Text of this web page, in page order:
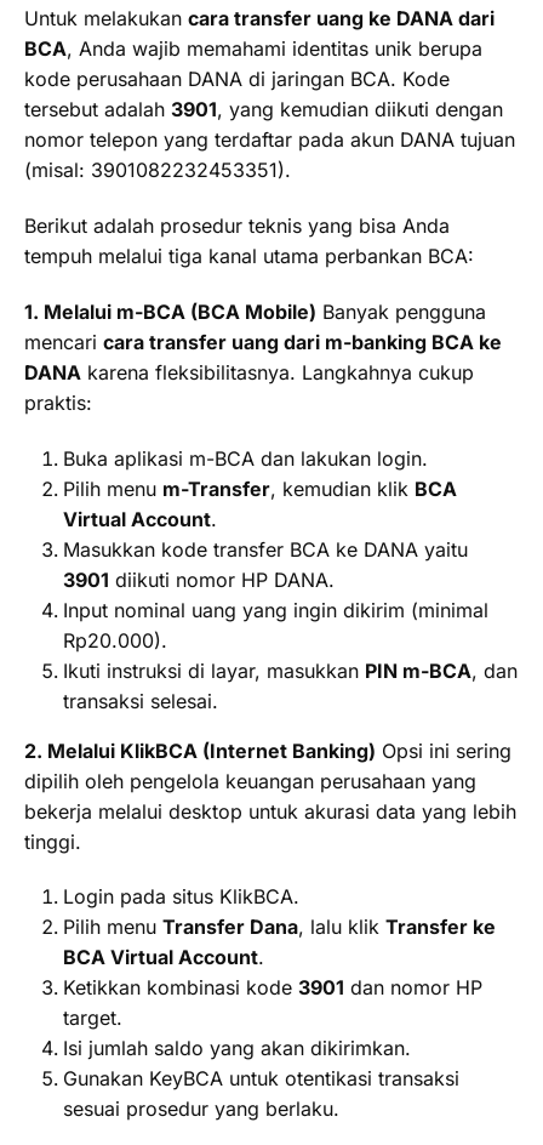
Untuk melakukan cara transfer uang ke DANA dari
BCA, Anda wajib memahami identitas unik berupa
kode perusahaan DANA di jaringan BCA. Kode
tersebut adalah 3901, yang kemudian diikuti dengan
nomor telepon yang terdaftar pada akun DANA tujuan
(misal: 3901082232453351).
Berikut adalah prosedur teknis yang bisa Anda
tempuh melalui tiga kanal utama perbankan BCA:
1. Melalui m-BCA (BCA Mobile) Banyak pengguna
mencari cara transfer uang dari m-banking BCA ke
DANA karena fleksibilitasnya. Langkahnya cukup
praktis:
Buka aplikasi m-BCA dan lakukan login.
Pilih menu m-Transfer, kemudian klik BCA
Virtual Account.
Masukkan kode transfer BCA ke DANA yaitu
3901 diikuti nomor HP DANA.
Input nominal uang yang ingin dikirim (minimal
Rp20.000).
Ikuti instruksi di layar, masukkan PIN m-BCA, dan
transaksi selesai.
2. Melalui KlikBCA (Internet Banking) Opsi ini sering
dipilih oleh pengelola keuangan perusahaan yang
bekerja melalui desktop untuk akurasi data yang lebih
tinggi.
Login pada situs KlikBCA.
Pilih menu Transfer Dana, lalu klik Transfer ke
BCA Virtual Account.
Ketikkan kombinasi kode 3901 dan nomor HP
target.
Isi jumlah saldo yang akan dikirimkan.
Gunakan KeyBCA untuk otentikasi transaksi
sesuai prosedur yang berlaku.